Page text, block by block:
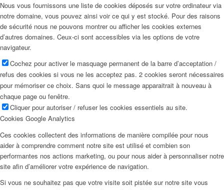
Nous vous fournissons une liste de cookies déposés sur votre ordinateur via
notre domaine, vous pouvez ainsi voir ce qui y est stocké. Pour des raisons
de sécurité nous ne pouvons montrer ou afficher les cookies externes
d’autres domaines. Ceux-ci sont accessibles via les options de votre
navigateur.
Cochez pour activer le masquage permanent de la barre d’acceptation /
refus des cookies si vous ne les acceptez pas. 2 cookies seront nécessaires
pour mémoriser ce choix. Sans quoi le message apparaitrait à nouveau à
chaque page ou fenêtre.
Cliquer pour autoriser / refuser les cookies essentiels au site.
Cookies Google Analytics
Ces cookies collectent des informations de manière compilée pour nous
aider à comprendre comment notre site est utilisé et combien son
performantes nos actions marketing, ou pour nous aider à personnaliser notre
site afin d’améliorer votre expérience de navigation.
Si vous ne souhaitez pas que votre visite soit pistée sur notre site vous